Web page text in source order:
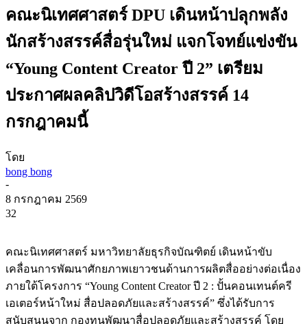
คณะนิเทศศาสตร์ DPU เดินหน้าปลุกพลัง
นักสร้างสรรค์สื่อรุ่นใหม่ แจกโจทย์แข่งขัน
“Young Content Creator ปี 2” เตรียม
ประกาศผลคลิปวิดีโอสร้างสรรค์ 14
กรกฎาคมนี้
โดย
bong bong
-
8 กรกฎาคม 2569
32
คณะนิเทศศาสตร์ มหาวิทยาลัยธุรกิจบัณฑิตย์ เดินหน้าขับ
เคลื่อนการพัฒนาศักยภาพเยาวชนด้านการผลิตสื่ออย่างต่อเนื่อง
ภายใต้โครงการ “Young Content Creator ปี 2 : ปั้นคอนเทนต์ครี
เอเตอร์หน้าใหม่ สื่อปลอดภัยและสร้างสรรค์” ซึ่งได้รับการ
สนับสนุนจาก กองทุนพัฒนาสื่อปลอดภัยและสร้างสรรค์ โดย